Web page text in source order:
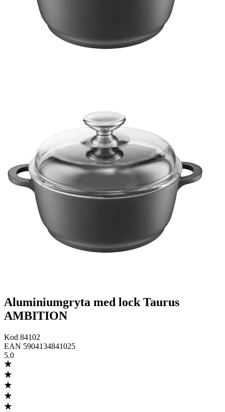
Aluminiumgryta med lock Taurus
AMBITION
Kod 84102
EAN 5904134841025
5.0